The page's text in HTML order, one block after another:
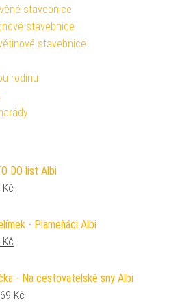
stavebnice
stavebnice
stavebnice
rodinu
DO list Albi
cena byla: 49 Kč.
Kč
- Plameňáci Albi
cena byla: 79 Kč.
Kč
- Na cestovatelské sny Albi
cena byla: 299 Kč.
Kč